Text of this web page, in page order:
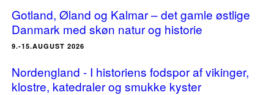
Gotland, Øland og Kalmar – det gamle østlige
Danmark med skøn natur og historie
9.-15.AUGUST 2026
Nordengland - I historiens fodspor af vikinger,
klostre, katedraler og smukke kyster